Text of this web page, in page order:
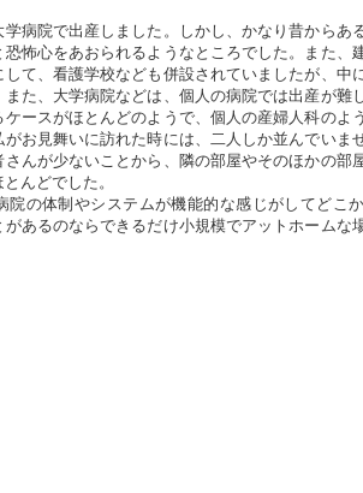
病院で出産しました。しかし、かなり昔からあ
怖心をあおられるようなところでした。また、
て、看護学校なども併設されていましたが、中
た、大学病院などは、個人の病院では出産が難
ースがほとんどのようで、個人の産婦人科のよ
お見舞いに訪れた時には、二人しか並んでいま
んが少ないことから、隣の部屋やそのほかの部
んどでした。
院の体制やシステムが機能的な感じがしてどこ
あるのならできるだけ小規模でアットホームな